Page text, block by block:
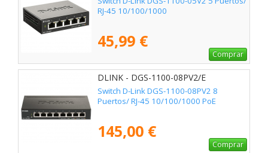
RJ-45 10/100/1000
45,99 €
Comprar
DLINK - DGS-1100-08PV2/E
Switch D-Link DGS-1100-08PV2 8
Puertos/ RJ-45 10/100/1000 PoE
145,00 €
Comprar